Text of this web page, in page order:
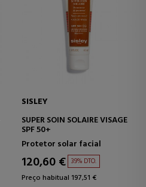
SISLEY
SUPER SOIN SOLAIRE VISAGE
SPF 50+
Protetor solar facial
120,60 € 39% DTO.
Preço habitual 197,51 €